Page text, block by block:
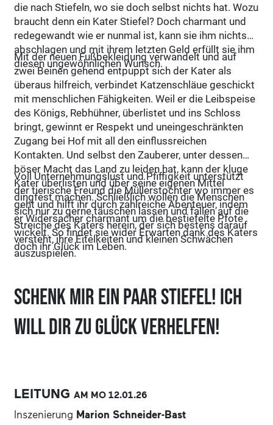
die nach Stiefeln, wo sie doch selbst nichts hat. Wozu
braucht denn ein Kater Stiefel? Doch charmant und
redegewandt wie er nunmal ist, kann sie ihm nichts
abschlagen und mit ihrem letzten Geld erfüllt sie ihm
diesen ungewöhnlichen Wunsch.
Mit der neuen Fußbekleidung verwandelt und auf
zwei Beinen gehend entpuppt sich der Kater als
überaus hilfreich, verbindet Katzenschläue geschickt
mit menschlichen Fähigkeiten. Weil er die Leibspeise
des Königs, Rebhühner, überlistet und ins Schloss
bringt, gewinnt er Respekt und uneingeschränkten
Zugang bei Hof mit all den einflussreichen
Kontakten. Und selbst den Zauberer, unter dessen
böser Macht das Land zu leiden hat, kann der kluge
Kater überlisten und über seine eigenen Mittel
dingfest machen. Schließlich wollen die Menschen
sich nur zu gerne täuschen lassen und fallen auf die
Streiche des Katers herein, der sich bestens darauf
versteht, ihre Eitelkeiten und kleinen Schwächen
auszuspielen.
Voll Unternehmungslust und Pfiffigkeit unterstützt
der tierische Freund die Müllerstochter wo immer es
geht und hilft ihr durch zahlreiche Abenteuer, indem
er Widersacher charmant um die bestiefelte Pfote
wickelt. So findet sie wider Erwarten dank des Katers
doch ihr Glück im Leben.
Schenk mir ein Paar Stiefel! Ich
will dir zu Glück verhelfen!
LEITUNGAM MO12.01.26
Inszenierung Marion Schneider-Bast